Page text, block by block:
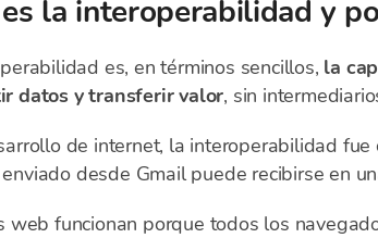
es la interoperabilidad y
es, en términos sencillos, la
datos y transferir valor, sin
de internet, la interoperabilidad
desde Gmail puede recibirse en
web funcionan porque todos los